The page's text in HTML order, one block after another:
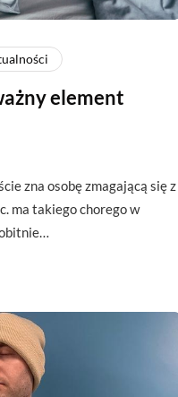
element
zna osobę zmagającą się z
ma takiego chorego w